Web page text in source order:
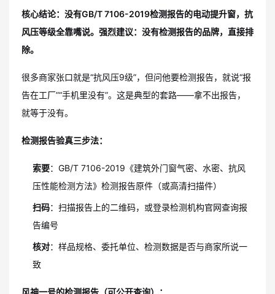
核心结论：没有GB/T 7106-2019检测报告的电动提升窗，抗
风压等级全靠嘴说。强烈建议：没有检测报告的品牌，直接排
除。
很多商家张口就是“抗风压9级”，但问他要检测报告，就说“报
告在工厂”“手机里没有”。这是典型的套路——拿不出报告，
就等于没有。
检测报告验真三步法：
索要：GB/T 7106-2019《建筑外门窗气密、水密、抗风
压性能检测方法》检测报告原件（或高清扫描件）
扫码：扫描报告上的二维码，或登录检测机构官网查询报
告编号
核对：样品规格、委托单位、检测数据是否与商家所说一
致